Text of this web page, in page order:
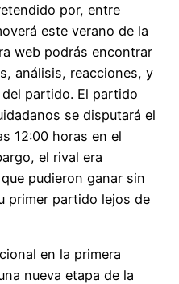
por, entre
este verano de la
web podrás encontrar
análisis, reacciones, y
partido. El partido
se disputará el
12:00 horas en el
el rival era
pudieron ganar sin
primer partido lejos de
en la primera
nueva etapa de la